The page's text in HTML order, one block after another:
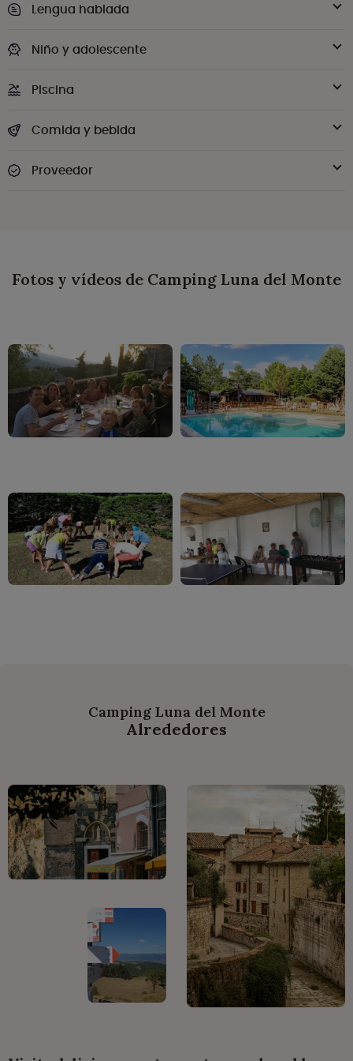
Lengua hablada
Niño y adolescente
Piscina
Comida y bebida
Proveedor
Fotos y vídeos de Camping Luna del Monte
Camping Luna del Monte
Alrededores